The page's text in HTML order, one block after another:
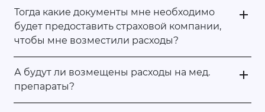
Тогда какие документы мне необходимо
будет предоставить страховой компании,
чтобы мне возместили расходы?
А будут ли возмещены расходы на мед.
препараты?